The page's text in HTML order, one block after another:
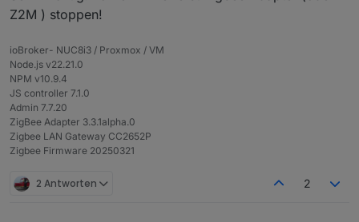
Z2M ) stoppen!
ioBroker- NUC8i3 / Proxmox / VM
Node.js v22.21.0
NPM v10.9.4
JS controller 7.1.0
Admin 7.7.20
ZigBee Adapter 3.3.1alpha.0
Zigbee LAN Gateway CC2652P
Zigbee Firmware 20250321
2 Antworten 2